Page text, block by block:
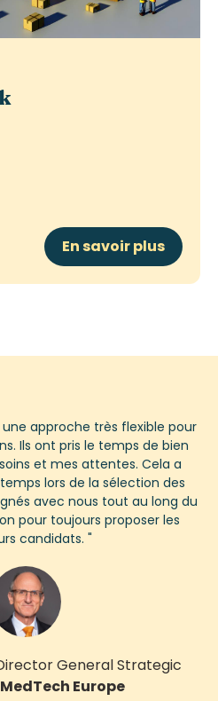
En savoir plus
approche très flexible pour
Ils ont pris le temps de bien
et mes attentes. Cela a
lors de la sélection des
avec nous tout au long du
pour toujours proposer les
candidats. "
General Strategic
MedTech Europe